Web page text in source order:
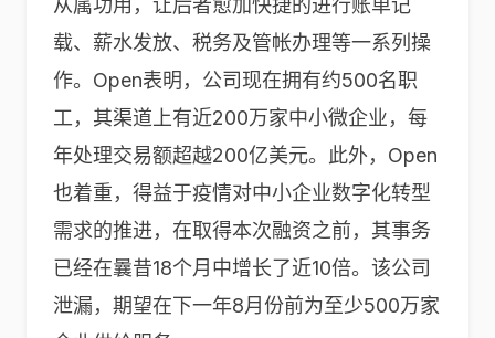
从属功用，让后者愈加快捷的进行账单记
载、薪水发放、税务及管帐办理等一系列操
作。Open表明，公司现在拥有约500名职
工，其渠道上有近200万家中小微企业，每
年处理交易额超越200亿美元。此外，Open
也着重，得益于疫情对中小企业数字化转型
需求的推进，在取得本次融资之前，其事务
已经在曩昔18个月中增长了近10倍。该公司
泄漏，期望在下一年8月份前为至少500万家